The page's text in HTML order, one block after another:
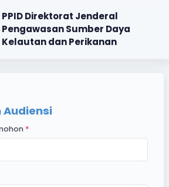
PPID Direktorat Jenderal
Pengawasan Sumber Daya
Kelautan dan Perikanan
Audiensi